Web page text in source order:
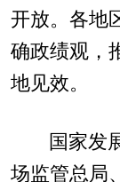
开放。各地
确政绩观，
地见效。
国家发
场监管总局